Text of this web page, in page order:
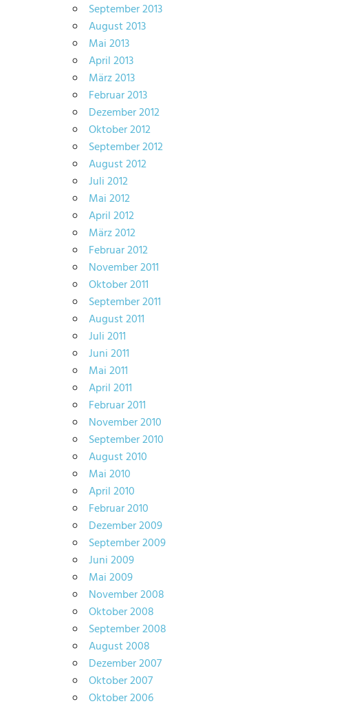
September 2013
August 2013
Mai 2013
April 2013
März 2013
Februar 2013
Dezember 2012
Oktober 2012
September 2012
August 2012
Juli 2012
Mai 2012
April 2012
März 2012
Februar 2012
November 2011
Oktober 2011
September 2011
August 2011
Juli 2011
Juni 2011
Mai 2011
April 2011
Februar 2011
November 2010
September 2010
August 2010
Mai 2010
April 2010
Februar 2010
Dezember 2009
September 2009
Juni 2009
Mai 2009
November 2008
Oktober 2008
September 2008
August 2008
Dezember 2007
Oktober 2007
Oktober 2006